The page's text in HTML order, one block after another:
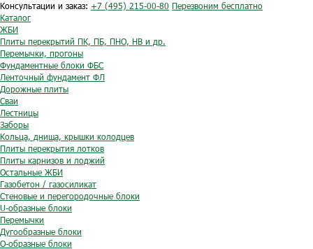
Консультации и заказ: +7 (495) 215-00-80 Перезвоним бесплатно
Каталог
ЖБИ
Плиты перекрытий ПК, ПБ, ПНО, НВ и др.
Перемычки, прогоны
Фундаментные блоки ФБС
Ленточный фундамент ФЛ
Дорожные плиты
Сваи
Лестницы
Заборы
Кольца, днища, крышки колодцев
Плиты перекрытия лотков
Плиты карнизов и лоджий
Остальные ЖБИ
Газобетон / газосиликат
Стеновые и перегородочные блоки
U-образные блоки
Перемычки
Дугообразные блоки
O-образные блоки